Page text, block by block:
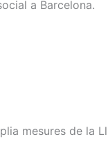
a Barcelona.
mesures de la